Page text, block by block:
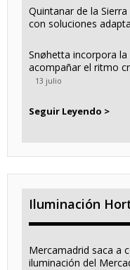
Quintanar de la
con soluciones
Snøhetta incorpora la
acompañar el ritmo
13 julio
Seguir Leyendo >
Iluminación
Mercamadrid saca a
iluminación del